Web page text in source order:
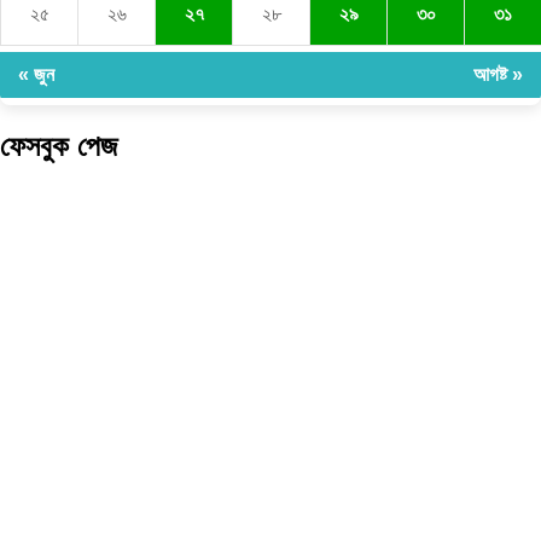
২৫ ২৬ ২৭ ২৮ ২৯ ৩০ ৩১
« জুন আগষ্ট »
ফেসবুক পেজ